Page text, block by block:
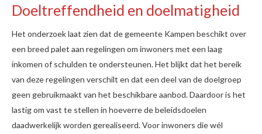
Doeltreffendheid en doelmatigheid
Het onderzoek laat zien dat de gemeente Kampen beschikt over
een breed palet aan regelingen om inwoners met een laag
inkomen of schulden te ondersteunen. Het blijkt dat het bereik
van deze regelingen verschilt en dat een deel van de doelgroep
geen gebruikmaakt van het beschikbare aanbod. Daardoor is het
lastig om vast te stellen in hoeverre de beleidsdoelen
daadwerkelijk worden gerealiseerd. Voor inwoners die wél